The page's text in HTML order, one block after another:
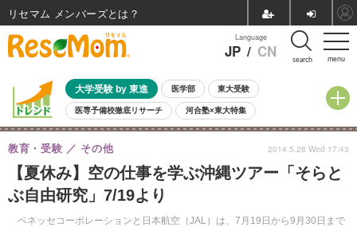
menu
Language
JP / CN search
大学受験 by 東進 医学部 東大受験
医専予備校徹底リサーチ 河合塾×東大特集
親子で考える大学選び 高校受験 中学受験 小学校受験
共通テスト 夏休み
8月開催イベント・WS 全国公立高校 過去問 人気記事
自由研究教材（小学生向け） 自由研究教材（中学生向け）
【夏休み】空の仕事を学ぶ沖縄ツアー「そらと
ぶ自由研究」7/19より
ベネッセコーポレーションと日本航空（JAL）は、7月19日から9月30日まで
教育・受験 その他 2014.5.28 Wed 17:43
リセマム メンバーズ